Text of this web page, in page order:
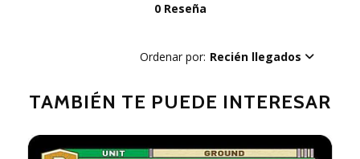
0 Reseña
Ordenar por: Recién llegados
TAMBIÉN TE PUEDE INTERESAR